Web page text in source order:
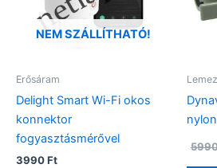
NEM SZÁLLÍTHATÓ!
Erősáram
Delight Smart Wi-Fi okos
konnektor
fogyasztásmérővel
3990Ft